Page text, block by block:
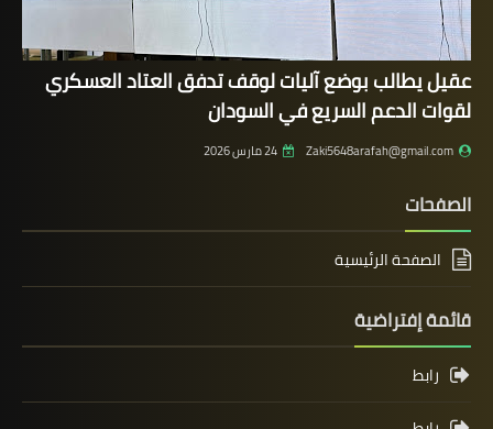
عقيل يطالب بوضع آليات لوقف تدفق العتاد العسكري
لقوات الدعم السريع في السودان
Zaki5648arafah@gmail.com 24 مارس 2026
الصفحات
الصفحة الرئيسية
قائمة إفتراضية
رابط